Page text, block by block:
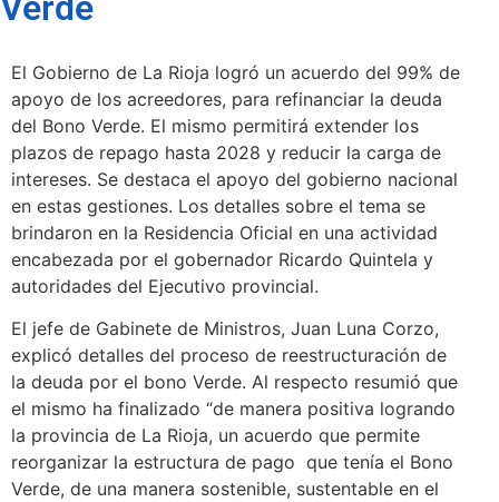
El Gobierno de La Rioja logró un acuerdo del 99% de
apoyo de los acreedores, para refinanciar la deuda
del Bono Verde. El mismo permitirá extender los
plazos de repago hasta 2028 y reducir la carga de
intereses. Se destaca el apoyo del gobierno nacional
en estas gestiones. Los detalles sobre el tema se
brindaron en la Residencia Oficial en una actividad
encabezada por el gobernador Ricardo Quintela y
autoridades del Ejecutivo provincial.
El jefe de Gabinete de Ministros, Juan Luna Corzo,
explicó detalles del proceso de reestructuración de
la deuda por el bono Verde. Al respecto resumió que
el mismo ha finalizado “de manera positiva logrando
la provincia de La Rioja, un acuerdo que permite
reorganizar la estructura de pago que tenía el Bono
Verde, de una manera sostenible, sustentable en el